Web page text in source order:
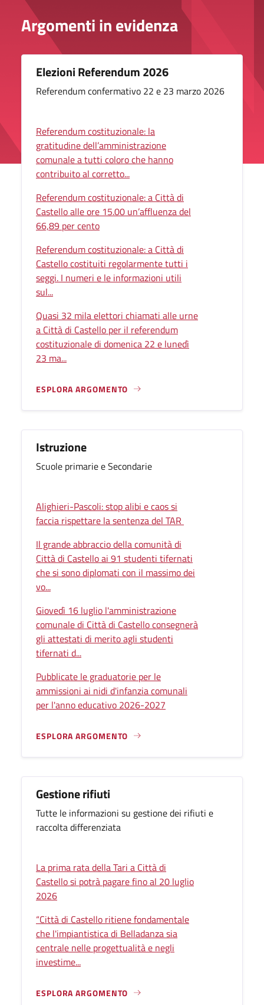
Argomenti in evidenza
Elezioni Referendum 2026
Referendum confermativo 22 e 23 marzo 2026
Referendum costituzionale: la
gratitudine dell’amministrazione
comunale a tutti coloro che hanno
contribuito al corretto...
Referendum costituzionale: a Città di
Castello alle ore 15.00 un’affluenza del
66,89 per cento
Referendum costituzionale: a Città di
Castello costituiti regolarmente tutti i
seggi. I numeri e le informazioni utili
sul...
Quasi 32 mila elettori chiamati alle urne
a Città di Castello per il referendum
costituzionale di domenica 22 e lunedì
23 ma...
ESPLORA ARGOMENTO
Istruzione
Scuole primarie e Secondarie
Alighieri-Pascoli: stop alibi e caos si
faccia rispettare la sentenza del TAR
Il grande abbraccio della comunità di
Città di Castello ai 91 studenti tifernati
che si sono diplomati con il massimo dei
vo...
Giovedì 16 luglio l'amministrazione
comunale di Città di Castello consegnerà
gli attestati di merito agli studenti
tifernati d...
Pubblicate le graduatorie per le
ammissioni ai nidi d'infanzia comunali
per l'anno educativo 2026-2027
ESPLORA ARGOMENTO
Gestione rifiuti
Tutte le informazioni su gestione dei rifiuti e
raccolta differenziata
La prima rata della Tari a Città di
Castello si potrà pagare fino al 20 luglio
2026
“Città di Castello ritiene fondamentale
che l'impiantistica di Belladanza sia
centrale nelle progettualità e negli
investime...
ESPLORA ARGOMENTO